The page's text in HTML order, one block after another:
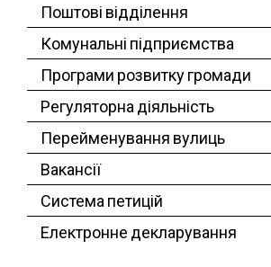
Поштові відділення
Комунальні підприємства
Програми розвитку громади
Регуляторна діяльність
Перейменування вулиць
Вакансії
Система петицій
Електронне декларування